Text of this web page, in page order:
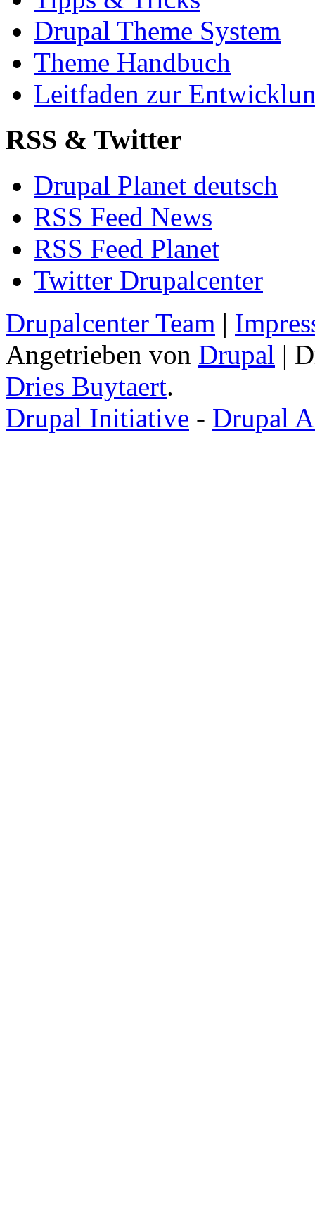
Drupal Theme System
Theme Handbuch
Leitfaden zur
RSS & Twitter
Drupal Planet deutsch
RSS Feed News
RSS Feed Planet
Twitter Drupalcenter
Drupalcenter Team |
Angetrieben von Drupal |
Dries Buytaert.
Drupal Initiative - Drupal